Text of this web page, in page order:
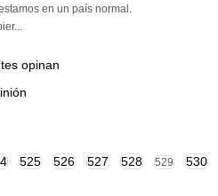
en un país normal.
opinan
525 526 527 528 529 530